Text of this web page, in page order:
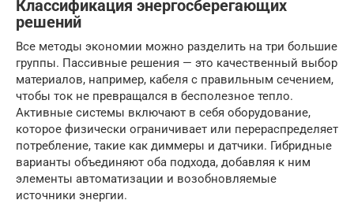
Классификация энергосберегающих
решений
Все методы экономии можно разделить на три большие
группы. Пассивные решения — это качественный выбор
материалов, например, кабеля с правильным сечением,
чтобы ток не превращался в бесполезное тепло.
Активные системы включают в себя оборудование,
которое физически ограничивает или перераспределяет
потребление, такие как диммеры и датчики. Гибридные
варианты объединяют оба подхода, добавляя к ним
элементы автоматизации и возобновляемые
источники энергии.